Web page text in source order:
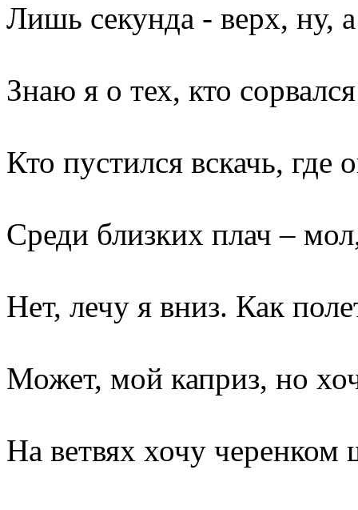
Лишь секунда - верх, ну,
Знаю я о тех, кто
Кто пустился вскачь, где
Среди близких плач –
Нет, лечу я вниз. Как
Может, мой каприз, но
На ветвях хочу черенком